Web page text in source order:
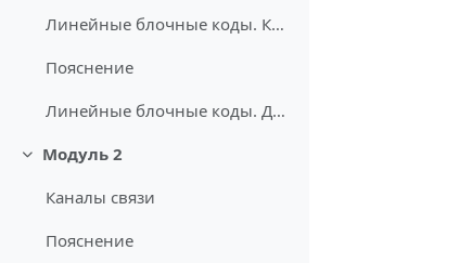
Линейные блочные коды. Кодирование
Пояснение
Линейные блочные коды. Декодирование
Свернуть
Модуль 2
Каналы связи
Пояснение